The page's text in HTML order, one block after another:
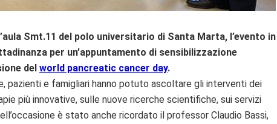
Smt.11 del polo universitario di Santa Marta, l’evento in
per un’appuntamento di sensibilizzazione
del world pancreatic cancer day.
pazienti e famigliari hanno potuto ascoltare gli interventi dei
più innovative, sulle nuove ricerche scientifiche, sui servizi
è stato anche ricordato il professor Claudio Bassi,